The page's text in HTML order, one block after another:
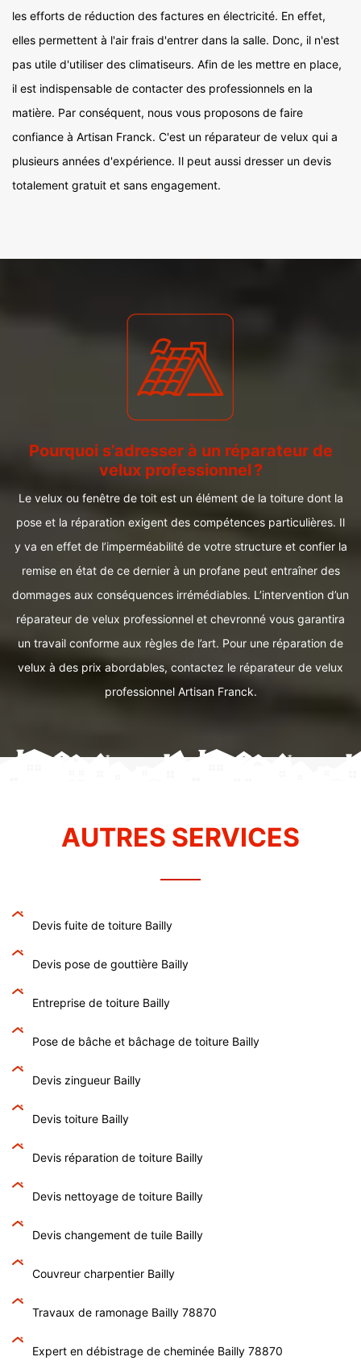
les efforts de réduction des factures en électricité. En effet,
elles permettent à l'air frais d'entrer dans la salle. Donc, il n'est
pas utile d'utiliser des climatiseurs. Afin de les mettre en place,
il est indispensable de contacter des professionnels en la
matière. Par conséquent, nous vous proposons de faire
confiance à Artisan Franck. C'est un réparateur de velux qui a
plusieurs années d'expérience. Il peut aussi dresser un devis
totalement gratuit et sans engagement.
Pourquoi s’adresser à un réparateur de
velux professionnel ?
Le velux ou fenêtre de toit est un élément de la toiture dont la
pose et la réparation exigent des compétences particulières. Il
y va en effet de l’imperméabilité de votre structure et confier la
remise en état de ce dernier à un profane peut entraîner des
dommages aux conséquences irrémédiables. L’intervention d’un
réparateur de velux professionnel et chevronné vous garantira
un travail conforme aux règles de l’art. Pour une réparation de
velux à des prix abordables, contactez le réparateur de velux
professionnel Artisan Franck.
AUTRES SERVICES
Devis fuite de toiture Bailly
Devis pose de gouttière Bailly
Entreprise de toiture Bailly
Pose de bâche et bâchage de toiture Bailly
Devis zingueur Bailly
Devis toiture Bailly
Devis réparation de toiture Bailly
Devis nettoyage de toiture Bailly
Devis changement de tuile Bailly
Couvreur charpentier Bailly
Travaux de ramonage Bailly 78870
Expert en débistrage de cheminée Bailly 78870